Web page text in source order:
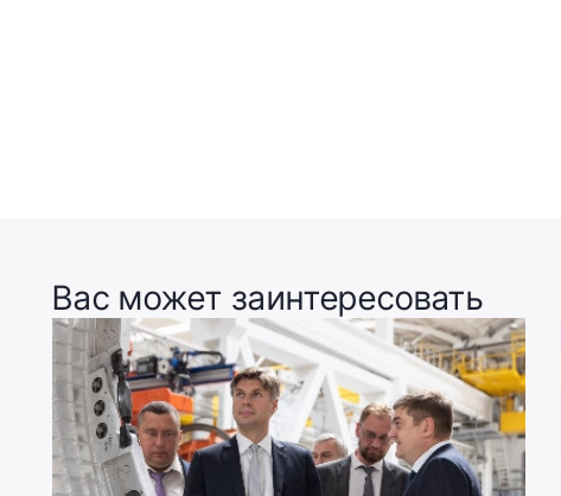
Вас может заинтересовать